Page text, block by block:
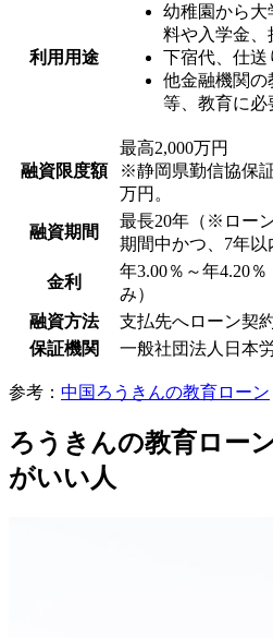
利用用途
幼稚園から大
料や入学金、
下宿代、仕送
他金融機関の
等、教育に必
融資限度額
最高2,000万円
※静岡県勤信協保
万円。
融資期間
最長20年（※ロー
期間中かつ、7年以
金利
年3.00％～年4.20
み）
融資方法
支払先へローン契
保証機関
一般社団法人日本
参考： 中国ろうきんの教育ローン
ろうきんの教育ロー
がいい人